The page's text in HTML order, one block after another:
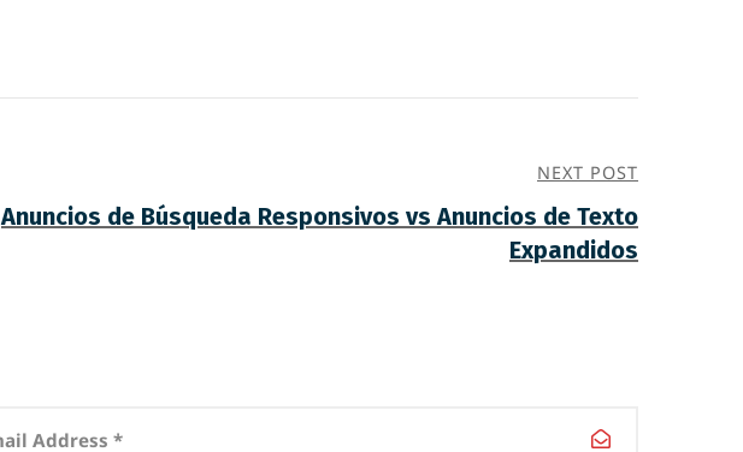
NEXT POST
Anuncios de Búsqueda Responsivos vs Anuncios de Texto
Expandidos